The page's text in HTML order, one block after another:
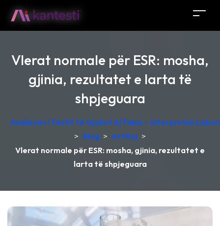
Vlerat normale për ESR: mosha,
gjinia, rezultatet e larta të
shpjeguara
Analizues i Testit të Gjakut AI Falas – Interpretim
> Blog > Artikuj >
Vlerat normale për ESR: mosha, gjinia, rezultatet e
larta të shpjeguara